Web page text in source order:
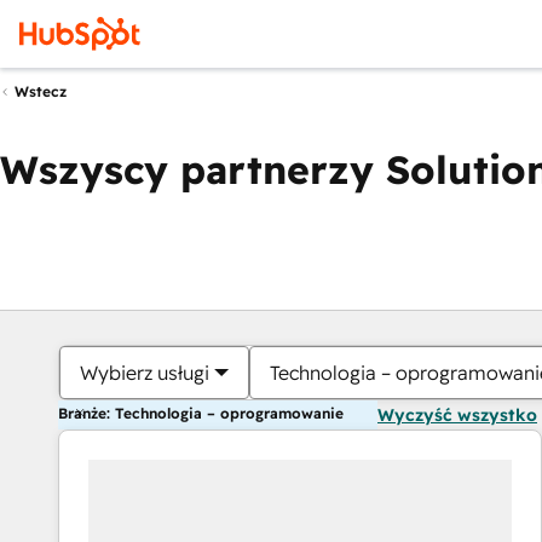
Wstecz
Wszyscy partnerzy
Wybierz usługi Technologia –
Branże: Technologia – oprogramowanie Wyczyść wszystko